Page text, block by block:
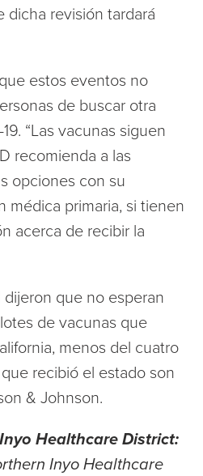
dicha revisión tardará
estos eventos no
de buscar otra
“Las vacunas siguen
recomienda a las
opciones con su
médica primaria, si tienen
acerca de recibir la
dijeron que no esperan
de vacunas que
menos del cuatro
recibió el estado son
& Johnson.
Healthcare District:
Inyo Healthcare